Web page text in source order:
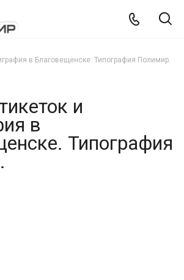
в Благовещенске. Типография Полимир.
и
в
Типография